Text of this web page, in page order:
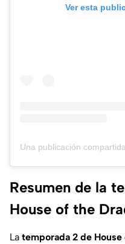
Ver esta
Resumen de la
House of the
La temporada 2 de